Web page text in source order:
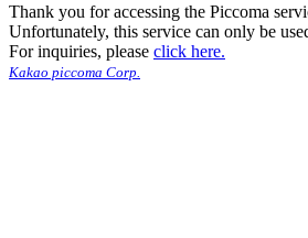
Thank you for accessing the Piccoma
Unfortunately, this service can only be
For inquiries, please click here.
Kakao piccoma Corp.